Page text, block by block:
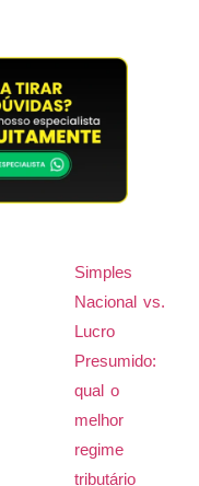
Simples
Nacional vs.
Lucro
Presumido:
qual o
melhor
regime
tributário